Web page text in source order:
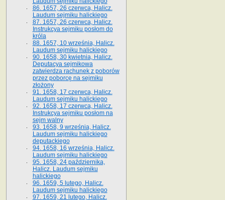
86. 1657, 26 czerwca, Halicz.
Laudum sejmiku halickiego
87. 1657, 26 czerwca, Halicz.
Instrukcya sejmiku posłom do
króla
88. 1657, 10 września, Halicz.
Laudum sejmiku halickiego
90. 1658, 30 kwietnia, Halicz.
Deputacya sejmikowa
zatwierdza rachunek z poborów
przez poborcę na sejmiku
złożony
91. 1658, 17 czerwca, Halicz.
Laudum sejmiku halickiego
92. 1658, 17 czerwca, Halicz.
Instrukcya sejmiku posłom na
sejm walny
93. 1658, 9 września, Halicz.
Laudum sejmiku halickiego
deputackiego
94. 1658, 16 września, Halicz.
Laudum sejmiku halickiego
95. 1658, 24 października,
Halicz. Laudum sejmiku
halickiego
96. 1659, 5 lutego, Halicz.
Laudum sejmiku halickiego
97. 1659, 21 lutego, Halicz.